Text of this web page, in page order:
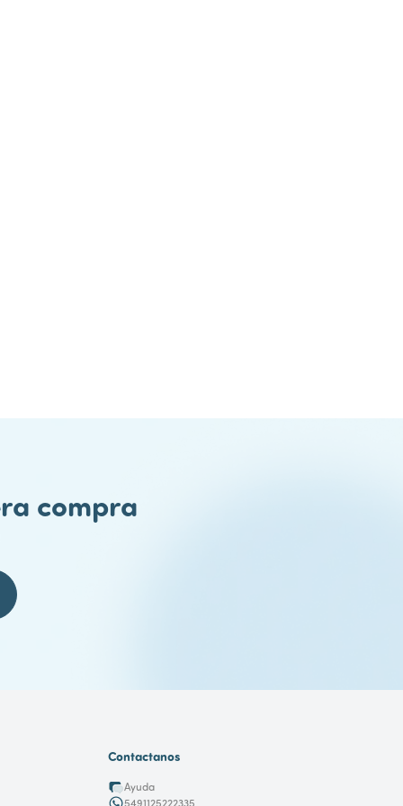
compra
Contactanos
Ayuda
5491125222335